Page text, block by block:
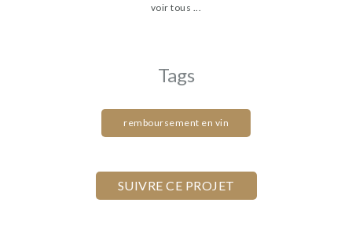
voir tous ...
Tags
remboursement en vin